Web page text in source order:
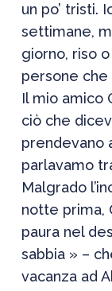
un po’ tristi.
settimane,
giorno, riso
persone che
Il mio amico
ciò che
prendevano
parlavamo
Malgrado
notte prima,
paura nel
sabbia » –
vacanza ad